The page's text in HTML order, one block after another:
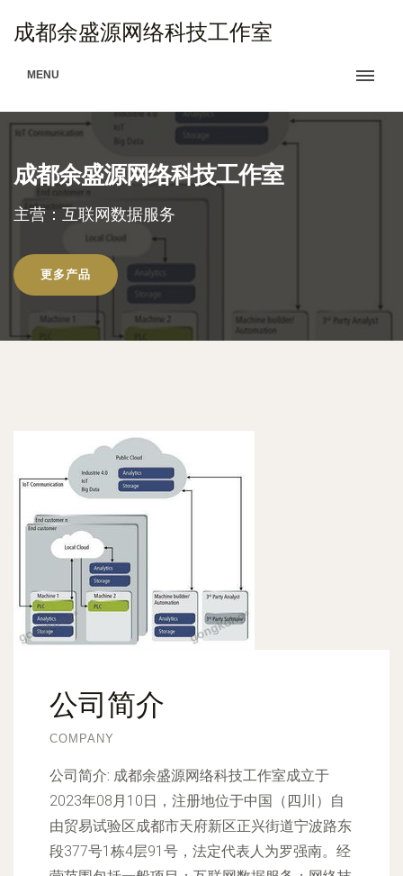
成都余盛源网络科技工作室
MENU
成都余盛源网络科技工作室
主营：互联网数据服务
更多产品
公司简介
COMPANY
公司简介: 成都余盛源网络科技工作室成立于
2023年08月10日，注册地位于中国（四川）自
由贸易试验区成都市天府新区正兴街道宁波路东
段377号1栋4层91号，法定代表人为罗强南。经